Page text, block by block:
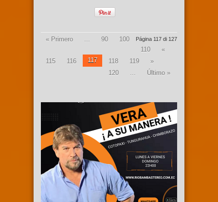
Página 117 di 127
« Primero ... 90
100
110
«
115
116 117 118 119
»
120
... Último »